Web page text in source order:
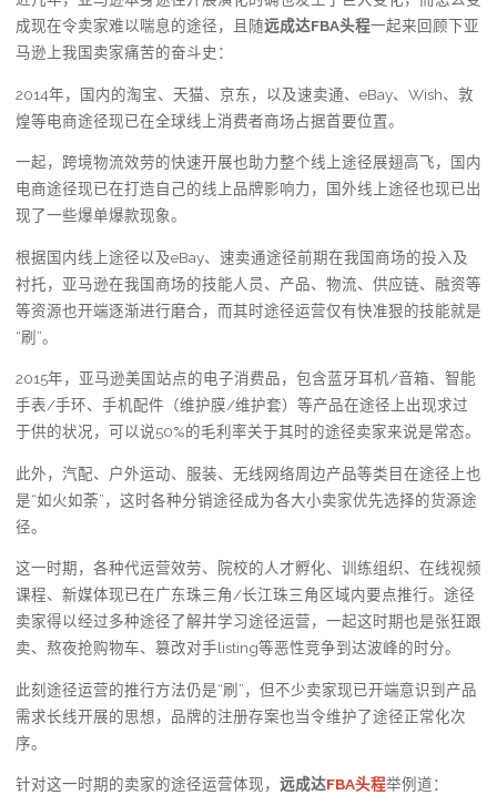
成现在令卖家难以喘息的途径，且随远成达FBA头程一起来回顾下亚
马逊上我国卖家痛苦的奋斗史：
2014年，国内的淘宝、天猫、京东，以及速卖通、eBay、Wish、敦
煌等电商途径现已在全球线上消费者商场占据首要位置。
一起，跨境物流效劳的快速开展也助力整个线上途径展翅高飞，国内
电商途径现已在打造自己的线上品牌影响力，国外线上途径也现已出
现了一些爆单爆款现象。
根据国内线上途径以及eBay、速卖通途径前期在我国商场的投入及
衬托，亚马逊在我国商场的技能人员、产品、物流、供应链、融资等
等资源也开端逐渐进行磨合，而其时途径运营仅有快准狠的技能就是
“刷”。
2015年，亚马逊美国站点的电子消费品，包含蓝牙耳机/音箱、智能
手表/手环、手机配件（维护膜/维护套）等产品在途径上出现求过
于供的状况，可以说50%的毛利率关于其时的途径卖家来说是常态。
此外，汽配、户外运动、服装、无线网络周边产品等类目在途径上也
是“如火如荼”，这时各种分销途径成为各大小卖家优先选择的货源途
径。
这一时期，各种代运营效劳、院校的人才孵化、训练组织、在线视频
课程、新媒体现已在广东珠三角/长江珠三角区域内要点推行。途径
卖家得以经过多种途径了解并学习途径运营，一起这时期也是张狂跟
卖、熬夜抢购物车、篡改对手listing等恶性竞争到达波峰的时分。
此刻途径运营的推行方法仍是“刷”，但不少卖家现已开端意识到产品
需求长线开展的思想，品牌的注册存案也当令维护了途径正常化次
序。
针对这一时期的卖家的途径运营体现， 远成达FBA头程举例道：